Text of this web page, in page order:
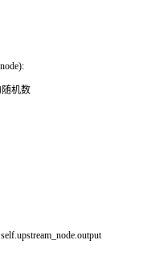
):
机数
self.upstream_node.output